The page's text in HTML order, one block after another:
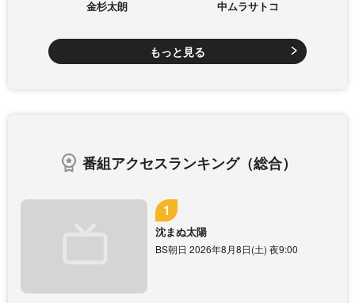
金杉太朗 中ムラサトコ
もっと見る
番組アクセスランキング（総合）
沈まぬ太陽
BS朝日 2026年8月8日(土) 夜9:00